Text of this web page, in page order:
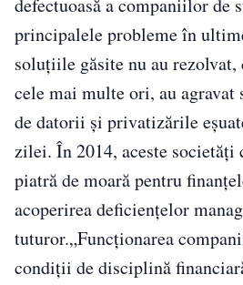
defectuoasă a companiilor de
principalele probleme în
soluţiile găsite nu au
cele mai multe ori, au
de datorii şi privatizările
zilei. În 2014, aceste societăţi
piatră de moară pentru
acoperirea deficienţelor
tuturor.„Funcţionarea
condiţii de disciplină